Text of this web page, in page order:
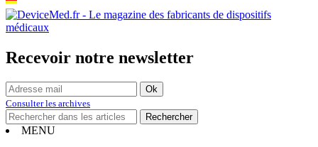
Recevoir notre newsletter
Consulter les archives
MENU